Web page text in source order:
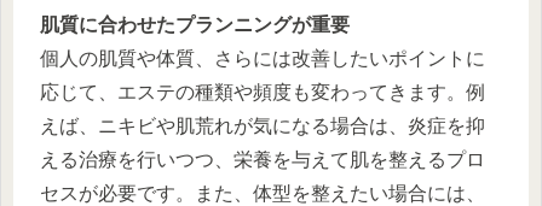
肌質に合わせたプランニングが重要
個人の肌質や体質、さらには改善したいポイントに
応じて、エステの種類や頻度も変わってきます。例
えば、ニキビや肌荒れが気になる場合は、炎症を抑
える治療を行いつつ、栄養を与えて肌を整えるプロ
セスが必要です。また、体型を整えたい場合には、